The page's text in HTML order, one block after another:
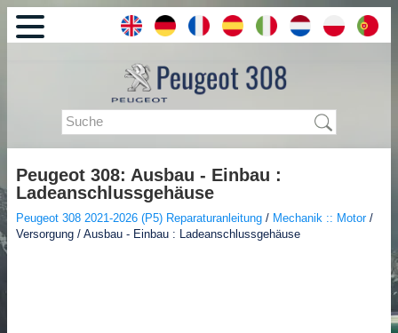
Peugeot 308: Ausbau - Einbau :
Ladeanschlussgehäuse
Peugeot 308 2021-2026 (P5) Reparaturanleitung / Mechanik :: Motor/
Versorgung / Ausbau - Einbau : Ladeanschlussgehäuse